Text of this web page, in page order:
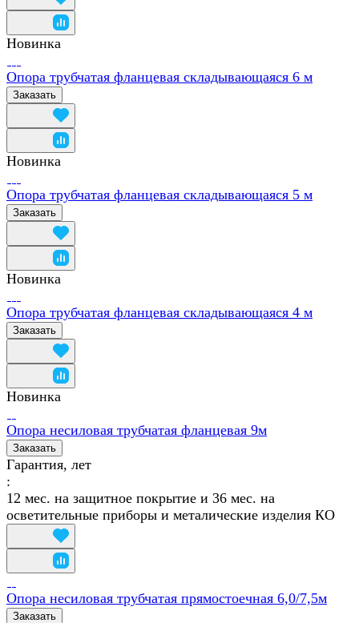
Новинка
Опора трубчатая фланцевая складывающаяся 6 м
Заказать
Новинка
Опора трубчатая фланцевая складывающаяся 5 м
Заказать
Новинка
Опора трубчатая фланцевая складывающаяся 4 м
Заказать
Новинка
Опора несиловая трубчатая фланцевая 9м
Заказать
Гарантия, лет
:
12 мес. на защитное покрытие и 36 мес. на
осветительные приборы и металические изделия КО
Опора несиловая трубчатая прямостоечная 6,0/7,5м
Заказать